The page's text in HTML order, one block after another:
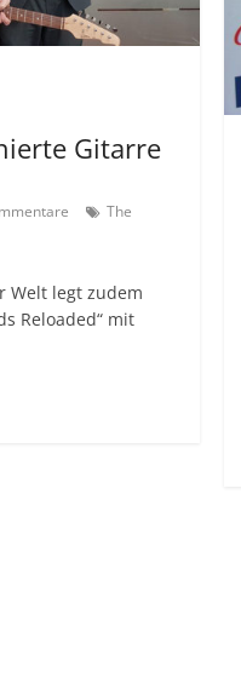
Gitarre
The
Welt legt zudem
Reloaded“ mit